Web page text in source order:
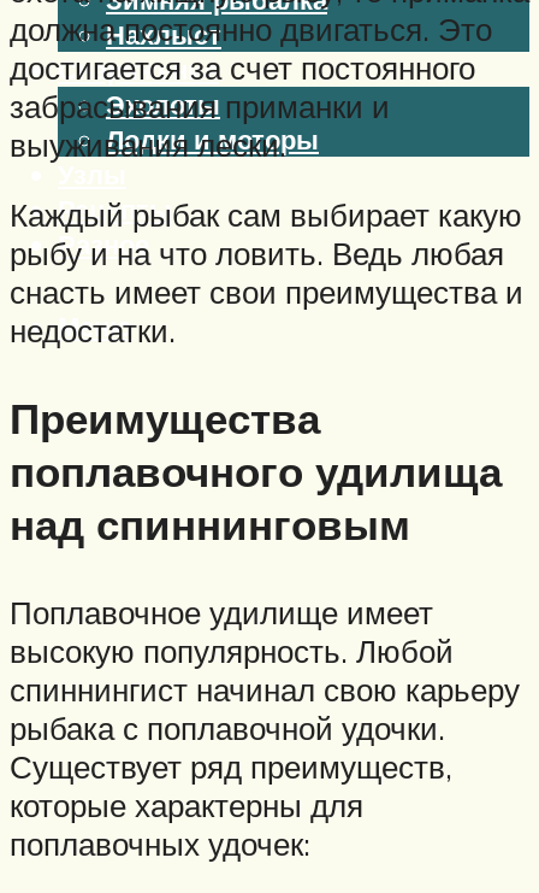
Нахлыст
Снаряжение
Эхолоты
Лодки и моторы
Рецепты
Разное
Меню
должна постоянно двигаться. Это
достигается за счет постоянного
забрасывания приманки и
выуживания лески.
Каждый рыбак сам выбирает какую
рыбу и на что ловить. Ведь любая
снасть имеет свои преимущества и
недостатки.
Преимущества
поплавочного удилища
над спиннинговым
Поплавочное удилище имеет
высокую популярность. Любой
спиннингист начинал свою карьеру
рыбака с поплавочной удочки.
Существует ряд преимуществ,
которые характерны для
поплавочных удочек: